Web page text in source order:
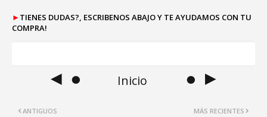
► TIENES DUDAS?, ESCRIBENOS ABAJO Y TE AYUDAMOS CON TU
COMPRA!
◄ ● Inicio ● ►
MÁS RECIENTES
ANTIGUOS